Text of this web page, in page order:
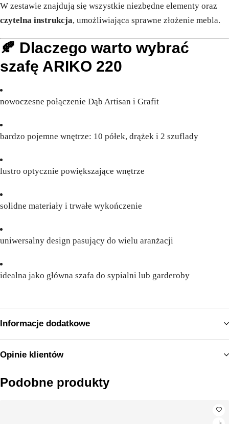
W zestawie znajdują się wszystkie niezbędne elementy oraz
czytelna instrukcja, umożliwiająca sprawne złożenie mebla.
🍂 Dlaczego warto wybrać
szafę ARIKO 220
nowoczesne połączenie Dąb Artisan i Grafit
bardzo pojemne wnętrze: 10 półek, drążek i 2 szuflady
lustro optycznie powiększające wnętrze
solidne materiały i trwałe wykończenie
uniwersalny design pasujący do wielu aranżacji
idealna jako główna szafa do sypialni lub garderoby
Informacje dodatkowe
Opinie klientów
Podobne produkty